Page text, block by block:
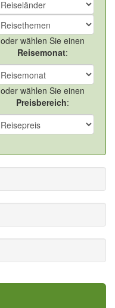
oder wählen Sie einen
Reisemonat:
oder wählen Sie einen
Preisbereich: